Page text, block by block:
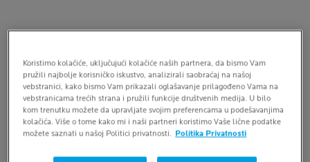
KLJUČNE PREDNOSTI
Koristimo kolačiće, uključujući kolačiće naših partnera, da bismo Vam
pružili najbolje korisničko iskustvo, analizirali saobraćaj na našoj
vebstranici, kako bismo Vam prikazali oglašavanje prilagođeno Vama na
vebstranicama trećih strana i pružili funkcije društvenih medija. U bilo
kom trenutku možete da upravljate svojim preferencama u podešavanjima
kolačića. Više o tome kako mi i naši partneri koristimo Vaše lične podatke
možete saznati u našoj Politici privatnosti. Politika Privatnosti